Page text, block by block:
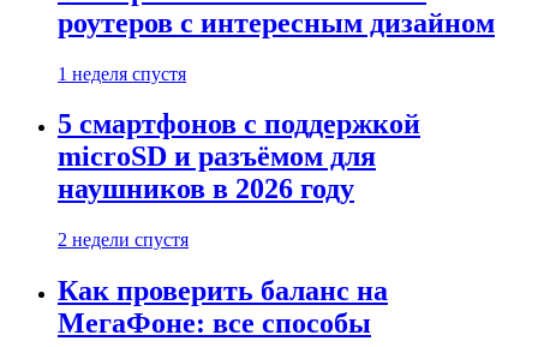
роутеров с интересным дизайном
1 неделя спустя
5 смартфонов с поддержкой
microSD и разъёмом для
наушников в 2026 году
2 недели спустя
Как проверить баланс на
МегаФоне: все способы